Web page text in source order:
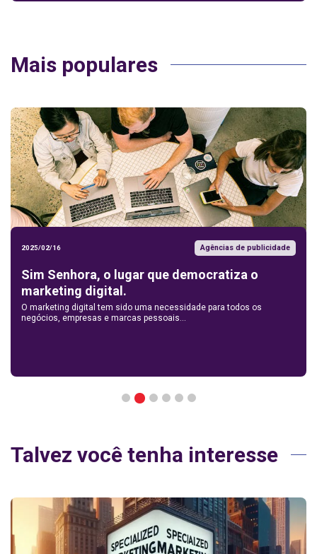
Mais populares
2025/02/16 Agências de publicidade
Sim Senhora, o lugar que democratiza o
marketing digital.
O marketing digital tem sido uma necessidade para todos os
negócios, empresas e marcas pessoais...
4 5 6
Talvez você tenha interesse